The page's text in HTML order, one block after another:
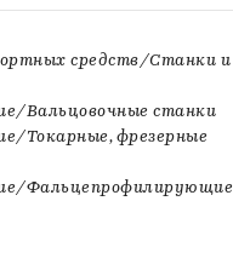
средств/Станки и
Вальцовочные станки
Токарные, фрезерные
Фальцепрофилирующие